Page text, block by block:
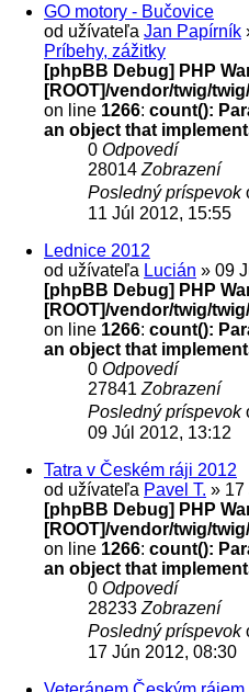
GO motory - Bučovice
od užívateľa Jan Papírník
Príbehy, zážitky
[phpBB Debug] PHP
[ROOT]/vendor/twig/
on line 1266: count():
an object that
0 Odpovedí
28014 Zobrazení
Posledný príspevok
11 Júl 2012, 15:55
Lednice 2012
od užívateľa Lucián » 09
[phpBB Debug] PHP
[ROOT]/vendor/twig/
on line 1266: count():
an object that
0 Odpovedí
27841 Zobrazení
Posledný príspevok
09 Júl 2012, 13:12
Tatra v Českém ráji 2012
od užívateľa Pavel T. » 17
[phpBB Debug] PHP
[ROOT]/vendor/twig/
on line 1266: count():
an object that
0 Odpovedí
28233 Zobrazení
Posledný príspevok
17 Jún 2012, 08:30